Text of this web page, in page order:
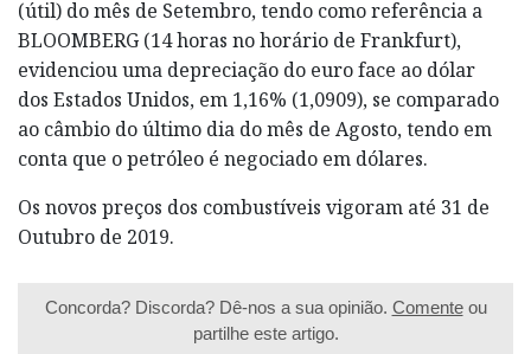
(útil) do mês de Setembro, tendo como referência a
BLOOMBERG (14 horas no horário de Frankfurt),
evidenciou uma depreciação do euro face ao dólar
dos Estados Unidos, em 1,16% (1,0909), se comparado
ao câmbio do último dia do mês de Agosto, tendo em
conta que o petróleo é negociado em dólares.
Os novos preços dos combustíveis vigoram até 31 de
Outubro de 2019.
Concorda? Discorda? Dê-nos a sua opinião. Comenteou
partilhe este artigo.